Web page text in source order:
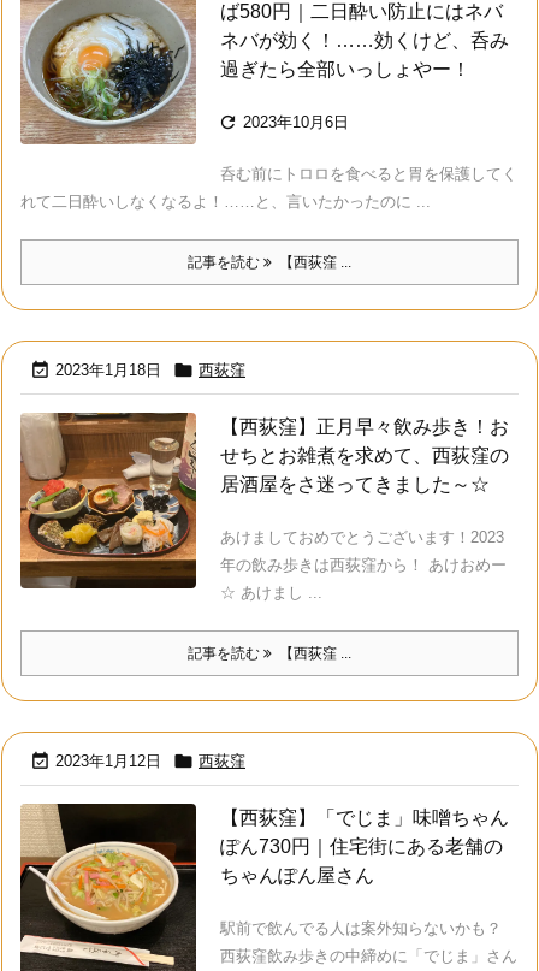
ば580円｜二日酔い防止にはネバ
ネバが効く！……効くけど、呑み
過ぎたら全部いっしょやー！
 2023年10月6日
呑む前にトロロを食べると胃を保護してく
れて二日酔いしなくなるよ！……と、言いたかったのに ...
記事を読む 【西荻窪 ...
 2023年1月18日  西荻窪
【西荻窪】正月早々飲み歩き！お
せちとお雑煮を求めて、西荻窪の
居酒屋をさ迷ってきました～☆
あけましておめでとうございます！2023
年の飲み歩きは西荻窪から！ あけおめー
☆ あけまし ...
記事を読む 【西荻窪 ...
 2023年1月12日  西荻窪
【西荻窪】「でじま」味噌ちゃん
ぽん730円｜住宅街にある老舗の
ちゃんぽん屋さん
駅前で飲んでる人は案外知らないかも？
西荻窪飲み歩きの中締めに「でじま」さん